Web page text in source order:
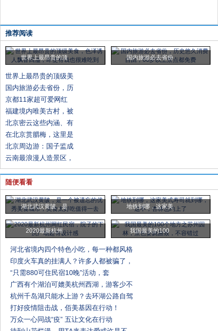
推荐阅读
世界上最昂贵的顶 国内旅游必去省份
世界上最昂贵的顶级美
国内旅游必去省份，历
京都11家超可爱网红
福建境内唯美古村，被
北京密云这些内涵、有
在北京赏腊梅，这里是
北京周边游：国子监成
云南最浪漫人造景区，
随便看看
湖北武汉黄陂，是 地铁到哪，这家美
2020最新杭州 我国最美的100
河北省境内四个特色小吃，每一种都风格
印度火车真的挂满人？许多人都被骗了，
“只需880可住民宿10晚”活动，套
广西有个湖泊可媲美杭州西湖，游客少不
杭州千岛湖只能水上游？去环湖公路自驾
打好疫情阻击战，佰美基因在行动！
万众一心同战“疫” 五让文化在行动